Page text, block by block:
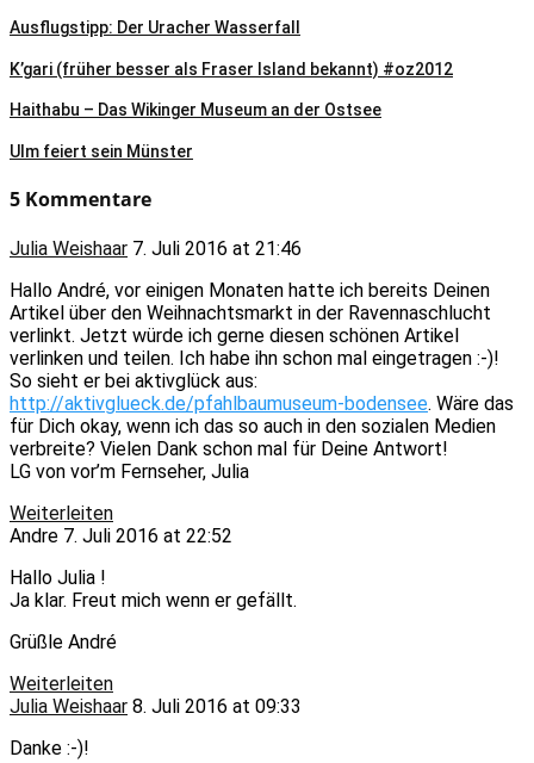
Ausflugstipp: Der Uracher Wasserfall
K’gari (früher besser als Fraser Island bekannt) #oz2012
Haithabu – Das Wikinger Museum an der Ostsee
Ulm feiert sein Münster
5 Kommentare
Julia Weishaar 7. Juli 2016 at 21:46
Hallo André, vor einigen Monaten hatte ich bereits Deinen
Artikel über den Weihnachtsmarkt in der Ravennaschlucht
verlinkt. Jetzt würde ich gerne diesen schönen Artikel
verlinken und teilen. Ich habe ihn schon mal eingetragen :-)!
So sieht er bei aktivglück aus:
http://aktivglueck.de/pfahlbaumuseum-bodensee. Wäre das
für Dich okay, wenn ich das so auch in den sozialen Medien
verbreite? Vielen Dank schon mal für Deine Antwort!
LG von vor’m Fernseher, Julia
Weiterleiten
Andre 7. Juli 2016 at 22:52
Hallo Julia !
Ja klar. Freut mich wenn er gefällt.
Grüßle André
Weiterleiten
Julia Weishaar 8. Juli 2016 at 09:33
Danke :-)!